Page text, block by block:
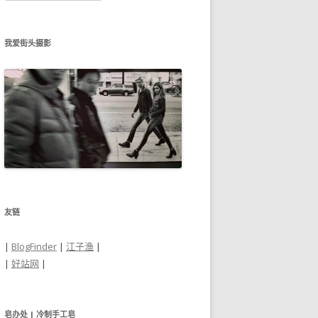
我爱街头摄影
友链
| BlogFinder | 江子渔 |
| 好站网 |
皂办处 | 冷制手工皂